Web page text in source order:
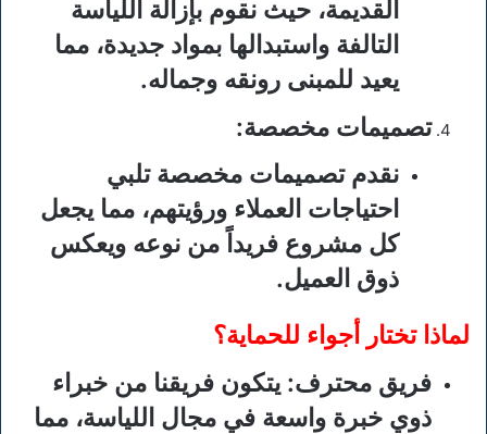
القديمة، حيث نقوم بإزالة اللياسة
التالفة واستبدالها بمواد جديدة، مما
يعيد للمبنى رونقه وجماله.
تصميمات مخصصة:
نقدم تصميمات مخصصة تلبي
احتياجات العملاء ورؤيتهم، مما يجعل
كل مشروع فريداً من نوعه ويعكس
ذوق العميل.
لماذا تختار أجواء للحماية؟
فريق محترف: يتكون فريقنا من خبراء
ذوي خبرة واسعة في مجال اللياسة، مما